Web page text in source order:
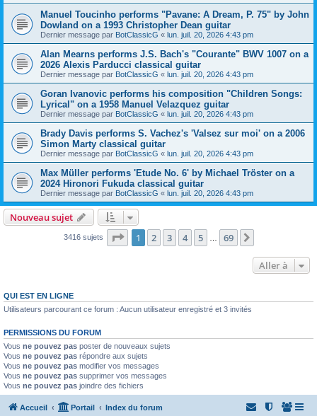
Manuel Toucinho performs "Pavane: A Dream, P. 75" by John
Dowland on a 1993 Christopher Dean guitar
Dernier message par BotClassicG « lun. juil. 20, 2026 4:43 pm
Alan Mearns performs J.S. Bach's "Courante" BWV 1007 on a
2026 Alexis Parducci classical guitar
Dernier message par BotClassicG « lun. juil. 20, 2026 4:43 pm
Goran Ivanovic performs his composition "Children Songs:
Lyrical" on a 1958 Manuel Velazquez guitar
Dernier message par BotClassicG « lun. juil. 20, 2026 4:43 pm
Brady Davis performs S. Vachez's 'Valsez sur moi' on a 2006
Simon Marty classical guitar
Dernier message par BotClassicG « lun. juil. 20, 2026 4:43 pm
Max Müller performs 'Etude No. 6' by Michael Tröster on a
2024 Hironori Fukuda classical guitar
Dernier message par BotClassicG « lun. juil. 20, 2026 4:43 pm
Nouveau sujet
3416 sujets Page 1sur69
1 2 3 4 5 69
Aller à
QUI EST EN LIGNE
Utilisateurs parcourant ce forum : Aucun utilisateur enregistré et 3 invités
PERMISSIONS DU FORUM
Vous ne pouvez pas poster de nouveaux sujets
Vous ne pouvez pas répondre aux sujets
Vous ne pouvez pas modifier vos messages
Vous ne pouvez pas supprimer vos messages
Vous ne pouvez pas joindre des fichiers
Accueil Portail Index du forum